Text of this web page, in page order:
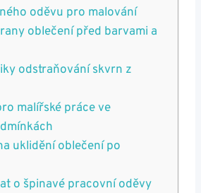
oděvu pro malování
oblečení před barvami a
odstraňování skvrn z
malířské práce ve
uklidění oblečení po
o špinavé pracovní oděvy